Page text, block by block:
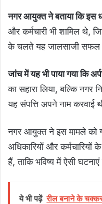
नगर आयुक्त ने बताया कि इस
और कर्मचारी भी शामिल थे,
के चलते यह जालसाजी सफल
जांच में यह भी पाया गया कि
का सहारा लिया, बल्कि नगर
यह संपत्ति अपने नाम करवाई
नगर आयुक्त ने इस मामले को
अधिकारियों और कर्मचारियों
हैं, ताकि भविष्य में ऐसी घटनाएं
ये भी पढ़ें रील बनाने के